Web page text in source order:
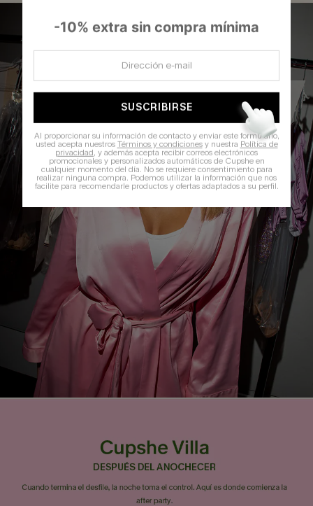
-10% extra sin compra mínima
SUSCRIBIRSE
Al proporcionar su información de contacto y enviar este formulario,
usted acepta nuestrosTérminos y condicionesy nuestra Política de
privacidad, y además acepta recibir correos electrónicos
promocionales y personalizados automáticos de Cupshe en
cualquier momento del día. No se requiere consentimiento para
realizar ninguna compra. Podemos utilizar la información que nos
facilite para recomendarle productos y ofertas adaptados a su perfil.